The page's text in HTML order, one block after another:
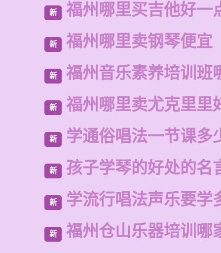
新 福州哪里买吉他好一
新 福州哪里卖钢琴便宜
新 福州音乐素养培训班
新 福州哪里卖尤克里里
新 学通俗唱法一节课多
新 孩子学琴的好处的名
新 学流行唱法声乐要学
新 福州仓山乐器培训哪